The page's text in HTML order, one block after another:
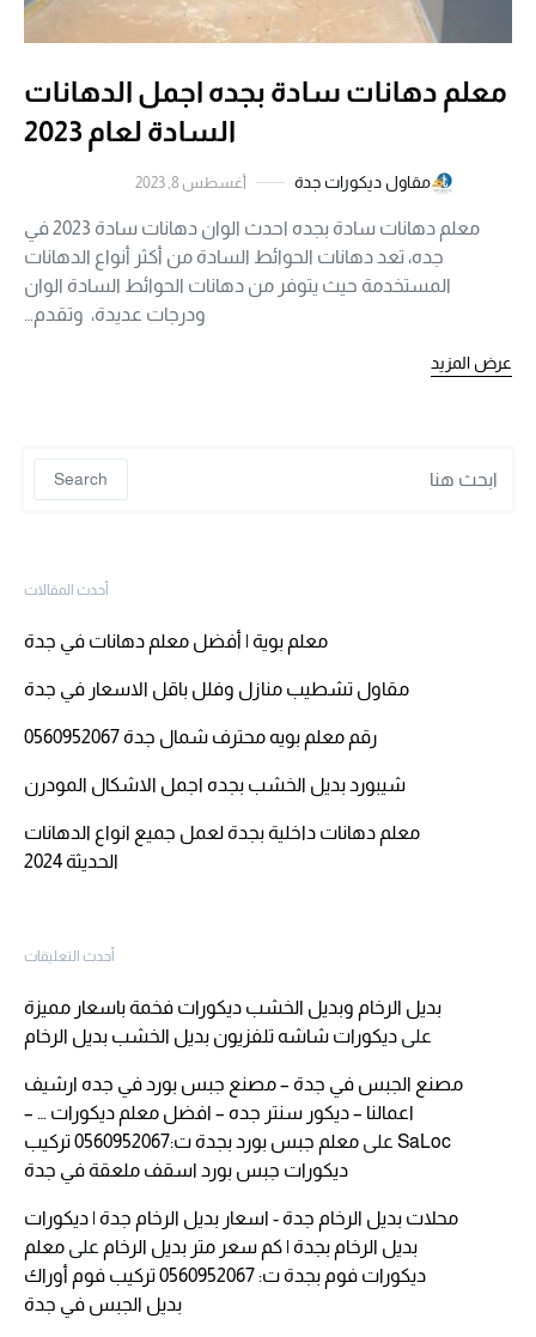
معلم دهانات سادة بجده اجمل الدهانات
السادة لعام 2023
مقاول ديكورات جدة أغسطس 8, 2023
معلم دهانات سادة بجده احدث الوان دهانات سادة 2023 في
جده، تعد دهانات الحوائط السادة من أكثر أنواع الدهانات
المستخدمة حيث يتوفر من دهانات الحوائط السادة الوان
ودرجات عديدة، وتقدم…
عرض المزيد
Search
أحدث المقالات
معلم بوية | أفضل معلم دهانات في جدة
مقاول تشطيب منازل وفلل باقل الاسعار في جدة
رقم معلم بويه محترف شمال جدة 0560952067
شيبورد بديل الخشب بجده اجمل الاشكال المودرن
معلم دهانات داخلية بجدة لعمل جميع انواع الدهانات
الحديثة 2024
أحدث التعليقات
بديل الرخام وبديل الخشب ديكورات فخمة باسعار مميزة
على ديكورات شاشه تلفزيون بديل الخشب بديل الرخام
مصنع الجبس في جدة – مصنع جبس بورد في جده ارشيف
اعمالنا – ديكور سنتر جده – افضل معلم ديكورات … –
SaLoc على
معلم جبس بورد بجدة ت:0560952067 تركيب
ديكورات جبس بورد اسقف ملعقة في جدة
محلات بديل الرخام جدة - اسعار بديل الرخام جدة | ديكورات
بديل الرخام بجدة | كم سعر متر بديل الرخام على معلم
ديكورات فوم بجدة ت: 0560952067 تركيب فوم أوراك
بديل الجبس في جدة